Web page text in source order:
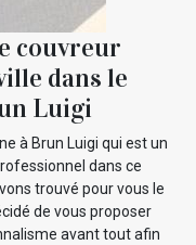
couvreur
dans le
Luigi
à Brun Luigi qui est un
dans ce
trouvé pour vous le
de vous proposer
avant tout afin